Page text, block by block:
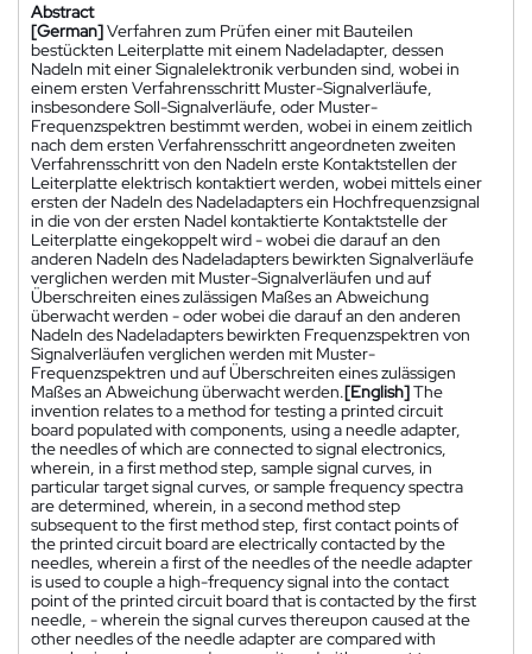
Abstract
[German]Verfahren zum Prüfen einer mit Bauteilen
bestückten Leiterplatte mit einem Nadeladapter, dessen
Nadeln mit einer Signalelektronik verbunden sind, wobei in
einem ersten Verfahrensschritt Muster-Signalverläufe,
insbesondere Soll-Signalverläufe, oder Muster-
Frequenzspektren bestimmt werden, wobei in einem zeitlich
nach dem ersten Verfahrensschritt angeordneten zweiten
Verfahrensschritt von den Nadeln erste Kontaktstellen der
Leiterplatte elektrisch kontaktiert werden, wobei mittels einer
ersten der Nadeln des Nadeladapters ein Hochfrequenzsignal
in die von der ersten Nadel kontaktierte Kontaktstelle der
Leiterplatte eingekoppelt wird - wobei die darauf an den
anderen Nadeln des Nadeladapters bewirkten Signalverläufe
verglichen werden mit Muster-Signalverläufen und auf
Überschreiten eines zulässigen Maßes an Abweichung
überwacht werden - oder wobei die darauf an den anderen
Nadeln des Nadeladapters bewirkten Frequenzspektren von
Signalverläufen verglichen werden mit Muster-
Frequenzspektren und auf Überschreiten eines zulässigen
Maßes an Abweichung überwacht werden.[English]The
invention relates to a method for testing a printed circuit
board populated with components, using a needle adapter,
the needles of which are connected to signal electronics,
wherein, in a first method step, sample signal curves, in
particular target signal curves, or sample frequency spectra
are determined, wherein, in a second method step
subsequent to the first method step, first contact points of
the printed circuit board are electrically contacted by the
needles, wherein a first of the needles of the needle adapter
is used to couple a high-frequency signal into the contact
point of the printed circuit board that is contacted by the first
needle, - wherein the signal curves thereupon caused at the
other needles of the needle adapter are compared with